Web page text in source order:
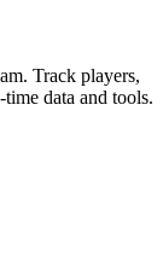
Track players,
data and tools.